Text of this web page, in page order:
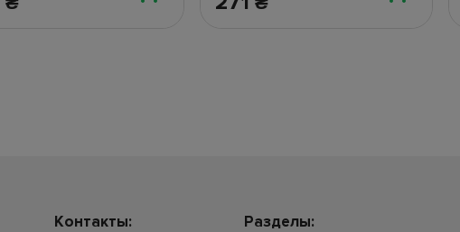
Контакты: Разделы: